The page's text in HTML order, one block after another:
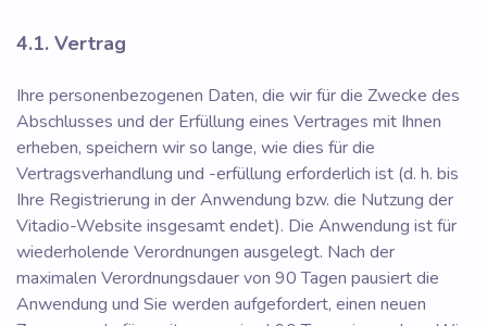
4.1. Vertrag
Ihre personenbezogenen Daten, die wir für die Zwecke des
Abschlusses und der Erfüllung eines Vertrages mit Ihnen
erheben, speichern wir so lange, wie dies für die
Vertragsverhandlung und -erfüllung erforderlich ist (d. h. bis
Ihre Registrierung in der Anwendung bzw. die Nutzung der
Vitadio-Website insgesamt endet). Die Anwendung ist für
wiederholende Verordnungen ausgelegt. Nach der
maximalen Verordnungsdauer von 90 Tagen pausiert die
Anwendung und Sie werden aufgefordert, einen neuen